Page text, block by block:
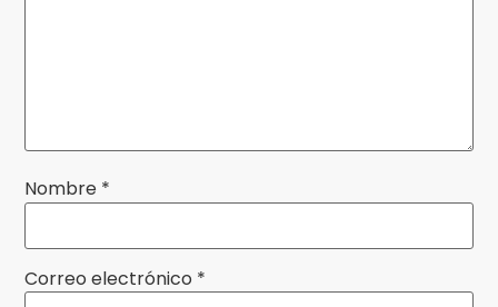
Nombre *
Correo electrónico *